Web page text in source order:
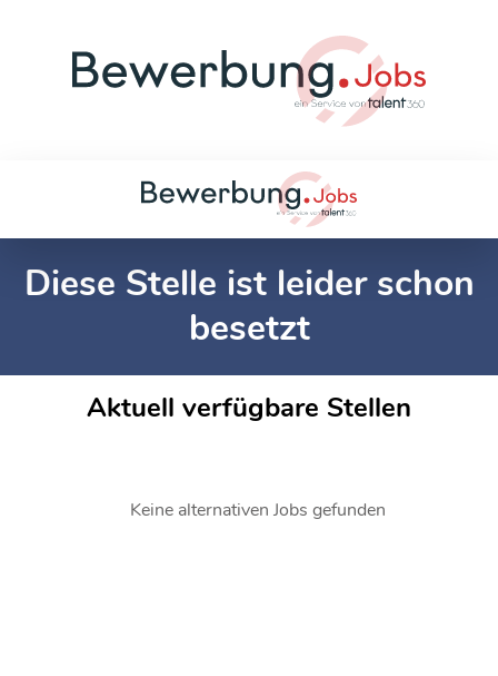
Diese Stelle ist leider schon
besetzt
Aktuell verfügbare Stellen
Keine alternativen Jobs gefunden